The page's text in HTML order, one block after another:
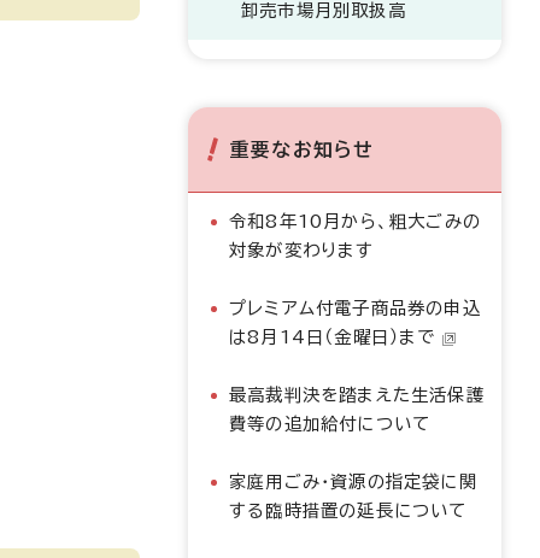
卸売市場月別取扱高
重要なお知らせ
令和8年10月から、粗大ごみの
対象が変わります
プレミアム付電子商品券の申込
は8月14日（金曜日）まで
最高裁判決を踏まえた生活保護
費等の追加給付について
家庭用ごみ・資源の指定袋に関
する臨時措置の延長について